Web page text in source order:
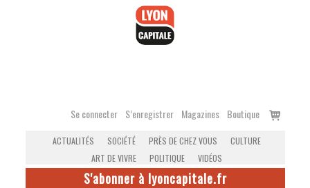
Se connecter S’enregistrer Magazines Boutique
Voir
ACTUALITÉS SOCIÉTÉ PRÈS DE CHEZ VOUS
CULTURE
ART DE VIVRE
POLITIQUE VIDÉOS
S'abonner à lyoncapitale.fr